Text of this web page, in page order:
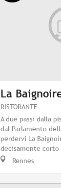
La
RISTORANTE
A due passi dalla
dal Parlamento
perdervi La
decisamente corto
Rennes